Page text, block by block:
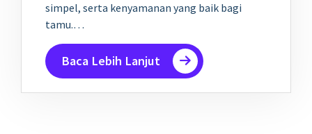
simpel, serta kenyamanan yang baik bagi
tamu.…
Baca Lebih Lanjut